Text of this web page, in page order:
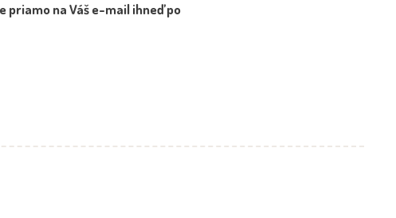
na Váš e-mail ihneď po